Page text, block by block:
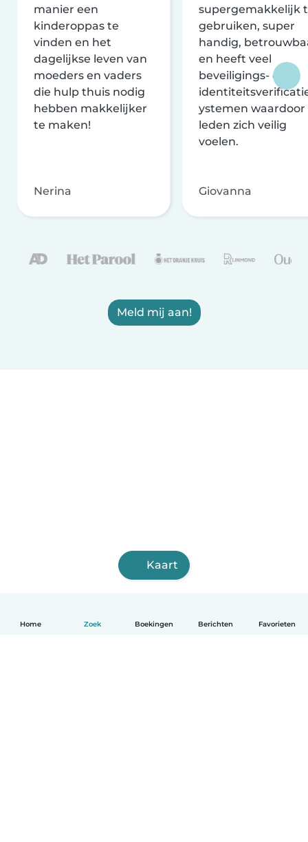
Home Zoek Boekingen Berichten Favorieten
manier een
kinderoppas te
vinden en het
dagelijkse leven van
moeders en vaders
die hulp thuis nodig
hebben makkelijker
te maken!
Nerina
supergemakkelijk
gebruiken, super
handig,
en heeft veel
beveiligings- en
ystemen waardoor
leden zich veilig
voelen.
Giovanna
Meld mij aan!
Kaart